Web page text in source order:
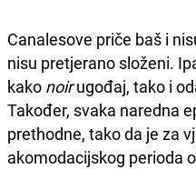
Canalesove priče baš i
nisu pretjerano složeni.
kako noirugođaj, tako i
Također, svaka naredna
prethodne, tako da je za
akomodacijskog perioda